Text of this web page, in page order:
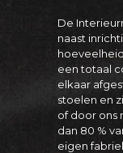
De
naast
een totaal
elkaar
stoelen en
of door ons
dan 80 %
eigen